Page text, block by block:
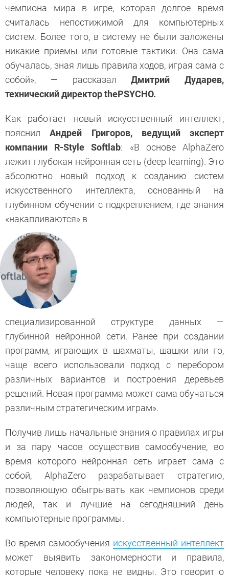
чемпиона мира в игре, которая долгое время
считалась непостижимой для компьютерных
систем. Более того, в систему не были заложены
никакие приемы или готовые тактики. Она сама
обучалась, зная лишь правила ходов, играя сама с
собой», — рассказалДмитрий Дударев,
технический директор thePSYCHO.
Как работает новый искусственный интеллект,
пояснилАндрей Григоров, ведущий эксперт
компании R-Style Softlab: «В основе AlphaZero
лежит глубокая нейронная сеть (deep learning). Это
абсолютно новый подход к созданию систем
искусственного интеллекта, основанный на
глубинном обучении с подкреплением, где знания
«накапливаются» в
специализированной структуре данных —
глубинной нейронной сети. Ранее при создании
программ, играющих в шахматы, шашки или го,
чаще всего использовали подход с перебором
различных вариантов и построения деревьев
решений. Новая программа может сама обучаться
различным стратегическим играм».
Получив лишь начальные знания о правилах игры
и за пару часов осуществив самообучение, во
время которого нейронная сеть играет сама с
собой, AlphaZero разрабатывает стратегию,
позволяющую обыгрывать как чемпионов среди
людей, так и лучшие на сегодняшний день
компьютерные программы.
Во время самообучения искусственный интеллект
может выявить закономерности и правила,
которые человеку пока не видны. Это говорит о